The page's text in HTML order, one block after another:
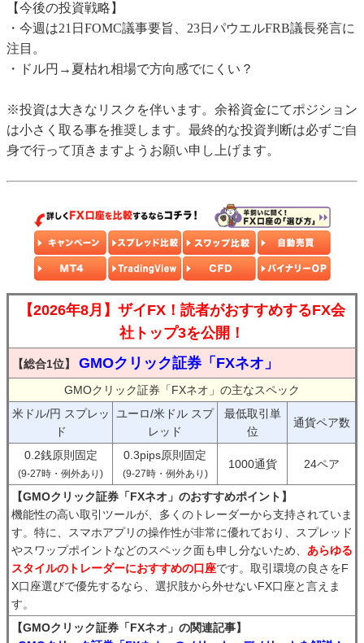
【今後の投資戦略】
・今週は21日FOMC議事要旨、23日パウエルFRB議長発言に
注目。
・ドル円→夏枯れ相場で方向感でにくい？
※投資は大きなリスクを伴います。余裕資金にてポジション
は小さく取る事を推奨します。最終的な投資判断は必ずご自
身で行って頂きますようお願い申し上げます。
【2026年8月】ザイFX！読者がおすすめするFX会
社トップ3を公開！
【総合1位】 GMOクリック証券「FXネオ」
GMOクリック証券「FXネオ」の主なスペック
米ドル/円 スプレッ
ド
ユーロ/米ドル スプ
レッド
最低取引単
位
通貨ペア数
0.2銭原則固定
(9-27時・例外あり)
0.3pips原則固定
(9-27時・例外あり)
1000通貨 24ペア
【GMOクリック証券「FXネオ」のおすすめポイント】
機能性の高い取引ツールが、多くのトレーダーから支持されていま
す。特に、スマホアプリの操作性が非常に優れており、スプレッド
やスワップポイントなどのスペック面も申し分ないため、 あらゆる
スタイルのトレーダーにおすすめの口座です。取引環境の良さをF
X口座選びで優先するなら、選択肢から外せないFX口座と言えま
す。
【GMOクリック証券「FXネオ」の関連記事】